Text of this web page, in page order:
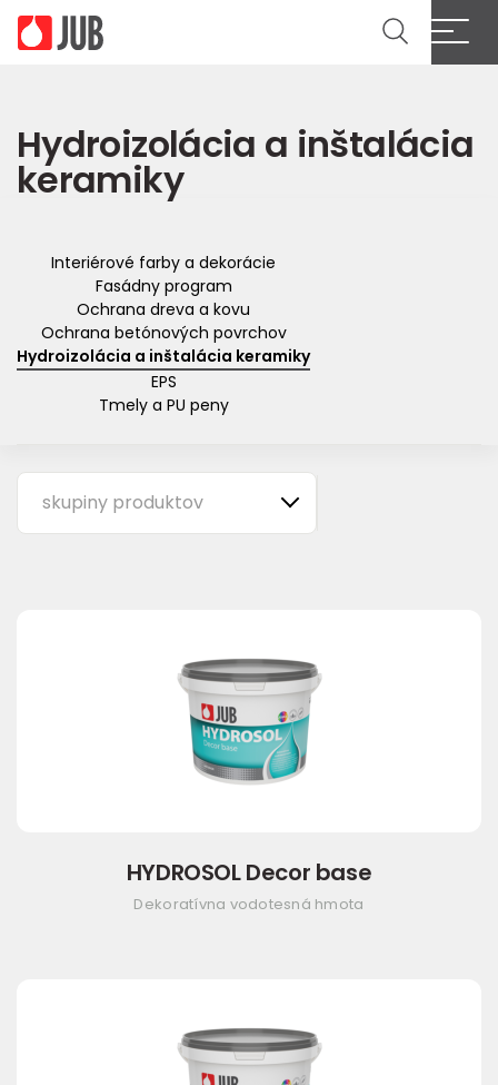
Hydroizolácia a inštalácia
keramiky
Interiérové farby a dekorácie
Fasádny program
Ochrana dreva a kovu
Ochrana betónových povrchov
Hydroizolácia a inštalácia keramiky
EPS
Tmely a PU peny
skupiny produktov
HYDROSOL Decor base
Dekoratívna vodotesná hmota